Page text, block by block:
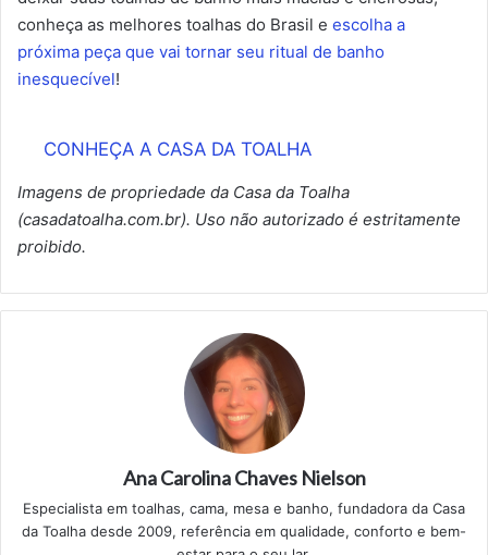
conheça as melhores toalhas do Brasil e escolha a
próxima peça que vai tornar seu ritual de banho
inesquecível!
CONHEÇA A CASA DA TOALHA
Imagens de propriedade da Casa da Toalha
(casadatoalha.com.br). Uso não autorizado é estritamente
proibido.
Ana Carolina Chaves Nielson
Especialista em toalhas, cama, mesa e banho, fundadora da Casa
da Toalha desde 2009, referência em qualidade, conforto e bem-